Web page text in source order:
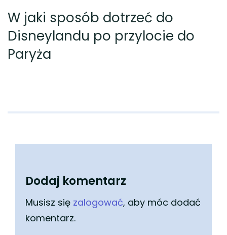
W jaki sposób dotrzeć do
Disneylandu po przylocie do
Paryża
Dodaj komentarz
Musisz się zalogować, aby móc dodać
komentarz.